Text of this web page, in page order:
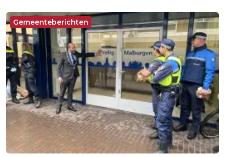
Gemeenteberichten